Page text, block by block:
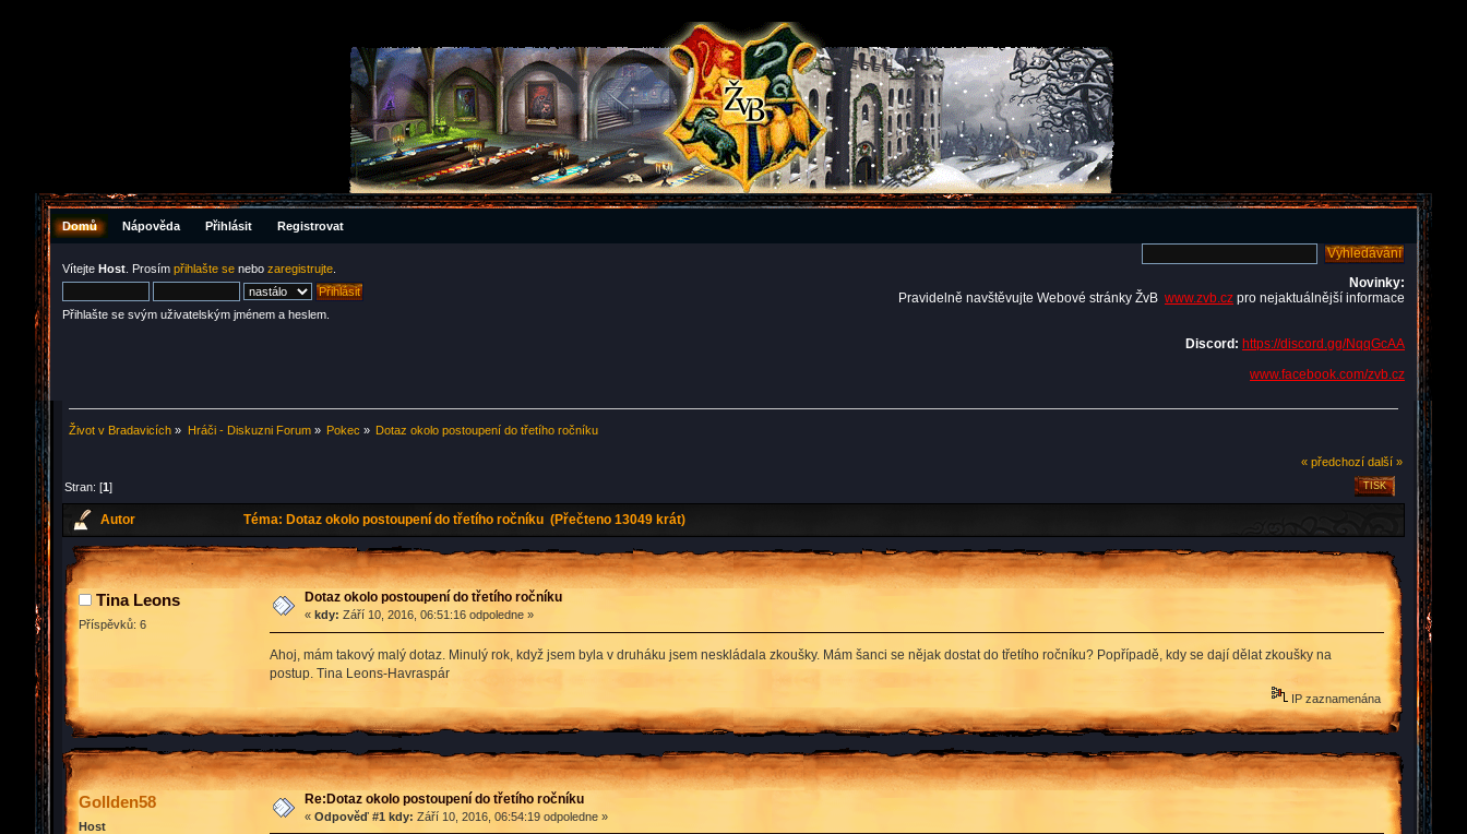
Domů Nápověda Přihlásit Registrovat
Vítejte Host . Prosím přihlašte se nebo zaregistrujte
Přihlašte se svým uživatelským jménem a heslem.
Novinky:
Pravidelně navštěvujte Webové stránky ŽvB www.zvb.cz pro nejaktuálnější informace
Discord: https://discord.gg/NqqGcAA
www.facebook.com/zvb.cz
Život v Bradavicích » Hráči - Diskuzni Forum» Pokec » Dotaz okolo postoupení do třetího ročníku
« předchozí další »
TISK
Stran: [1]
Autor Téma: Dotaz okolo postoupení do třetího ročníku (Přečteno 13049 krát)
Tina Leons
Příspěvků: 6
Dotaz okolo postoupení do třetího ročníku
« kdy: Září 10, 2016, 06:51:16 odpoledne »
Ahoj, mám takový malý dotaz. Minulý rok, když jsem byla v druháku jsem neskládala zkoušky. Mám šanci se nějak dostat do třetího ročníku? Popřípadě, kdy se dají dělat zkoušky na
postup. Tina Leons-Havraspár
IP zaznamenána
Gollden58
Host
Re:Dotaz okolo postoupení do třetího ročníku
« Odpověď #1 kdy: Září 10, 2016, 06:54:19 odpoledne »